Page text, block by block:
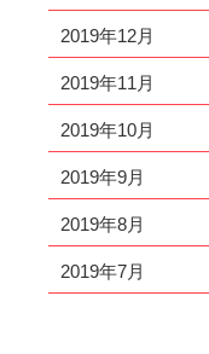
2019年12月
2019年11月
2019年10月
2019年9月
2019年8月
2019年7月